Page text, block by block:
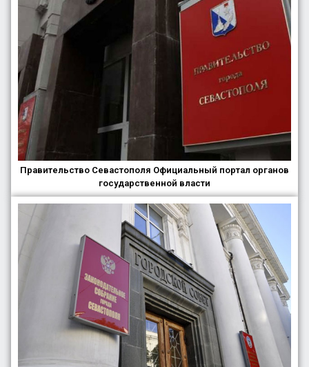
Правительство Севастополя Официальный портал органов
государственной власти